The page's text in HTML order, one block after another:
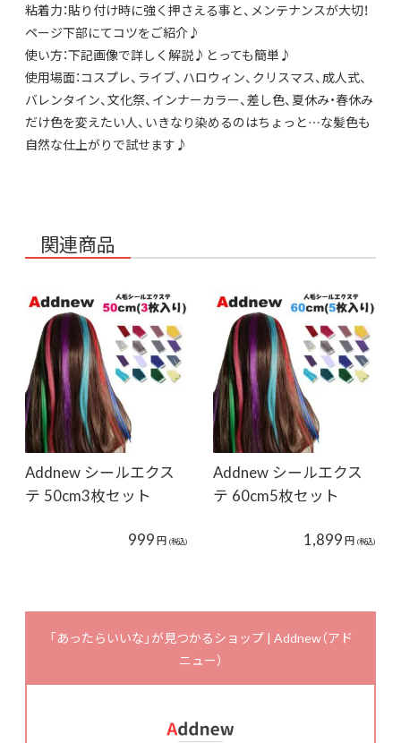
粘着力：貼り付け時に強く押さえる事と、メンテナンスが大切！
ページ下部にてコツをご紹介♪
使い方：下記画像で詳しく解説♪とっても簡単♪
使用場面：コスプレ、ライブ、ハロウィン、クリスマス、成人式、
バレンタイン、文化祭、インナーカラー、差し色、夏休み・春休み
だけ色を変えたい人、いきなり染めるのはちょっと…な髪色も
自然な仕上がりで試せます♪
関連商品
Addnew シールエクス
テ 50cm3枚セット
999 円 (税込)
Addnew シールエクス
テ 60cm5枚セット
1,899円 (税込)
「あったらいいな」が見つかるショップ | Addnew（アド
ニュー）